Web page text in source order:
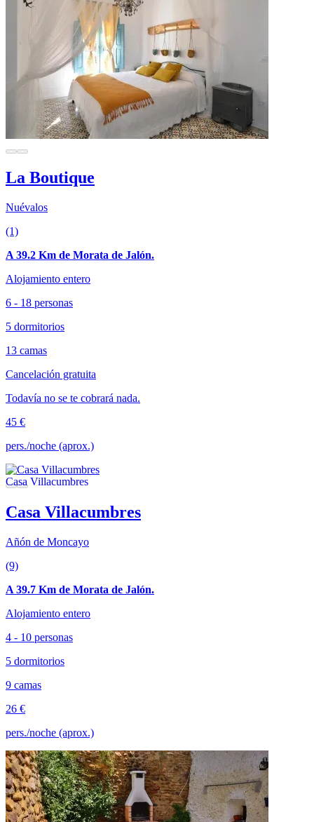
La Boutique
Nuévalos
(1)
A 39.2 Km de Morata de Jalón.
Alojamiento entero
6 - 18 personas
5 dormitorios
13 camas
Cancelación gratuita
Todavía no se te cobrará nada.
45 €
pers./noche (aprox.)
Casa Villacumbres
Añón de Moncayo
(9)
A 39.7 Km de Morata de Jalón.
Alojamiento entero
4 - 10 personas
5 dormitorios
9 camas
26 €
pers./noche (aprox.)